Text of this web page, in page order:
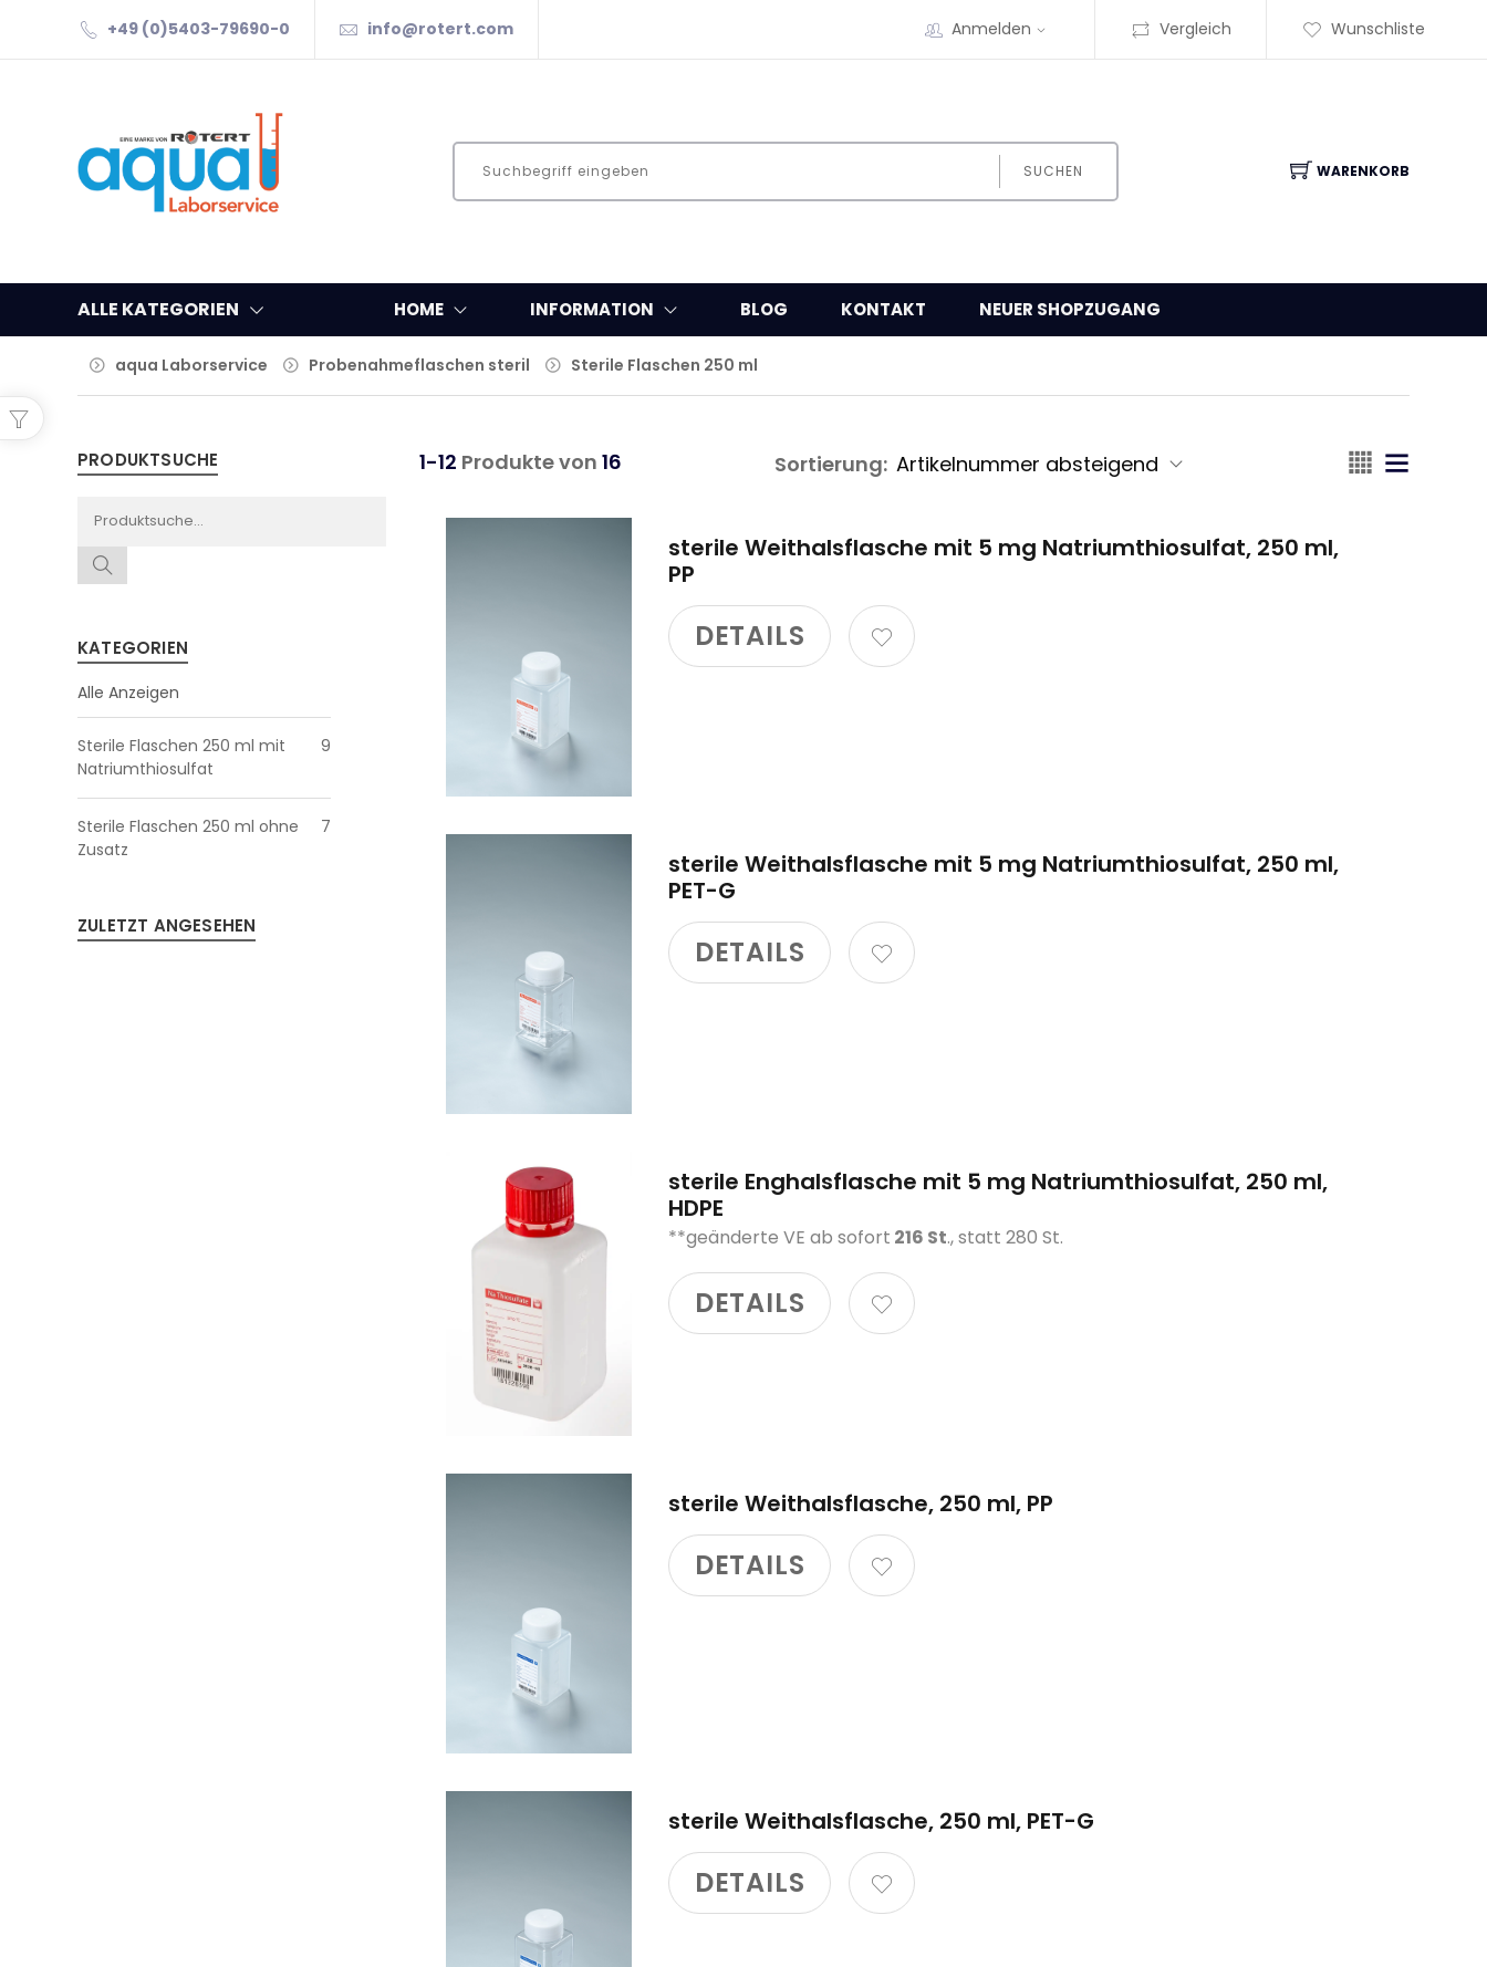
+49 (0)5403-79690-0 info@rotert.com Anmelden Vergleich Wunschliste
SUCHEN WARENKORB
ALLE KATEGORIEN HOME INFORMATION BLOG KONTAKT NEUER SHOPZUGANG
aqua Laborservice Probenahmeflaschen steril Sterile Flaschen 250 ml

PRODUKTSUCHE
KATEGORIEN
Alle Anzeigen
Sterile Flaschen 250 ml mit
Natriumthiosulfat
9
Sterile Flaschen 250 ml ohne
Zusatz
7
ZULETZT ANGESEHEN
1-12 Produkte von 16 Sortierung:
sterile Weithalsflasche mit 5 mg Natriumthiosulfat, 250 ml,
PP
DETAILS
sterile Weithalsflasche mit 5 mg Natriumthiosulfat, 250 ml,
PET-G
DETAILS
sterile Enghalsflasche mit 5 mg Natriumthiosulfat, 250 ml,
HDPE
**geänderte VE ab sofort 216 St., statt 280 St.
DETAILS
sterile Weithalsflasche, 250 ml, PP
DETAILS
sterile Weithalsflasche, 250 ml, PET-G
DETAILS